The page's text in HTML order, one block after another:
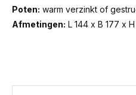
Poten: warm verzinkt of
Afmetingen: L 144 x B 177 x